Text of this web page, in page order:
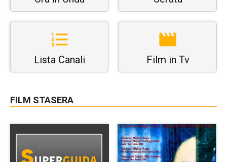
Lista Canali Film in Tv
FILM STASERA